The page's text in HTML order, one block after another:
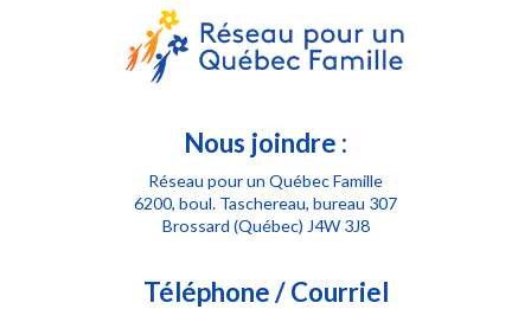
Nous joindre :
Réseau pour un Québec Famille
6200, boul. Taschereau, bureau 307
Brossard (Québec) J4W 3J8
Téléphone / Courriel